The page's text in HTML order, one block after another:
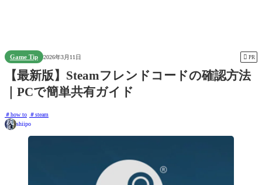
Game Tip 2026年3月11日  PR
【最新版】Steamフレンドコードの確認方法
｜PCで簡単共有ガイド
how to
steam
shiipo